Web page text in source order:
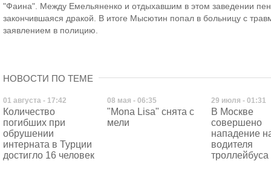
"Фаина". Между Емельяненко и отдыхавшим в этом заведении
закончившаяся дракой. В итоге Мысютин попал в больницу с
заявлением в полицию.
НОВОСТИ ПО ТЕМЕ
01 августа - 17:42
Количество
погибших при
обрушении
интерната в Турции
достигло 16 человек
08 мая - 06:35
"Mona Lisa" снята с
мели
29 июля - 01:31
В Москве
совершено
нападение
водителя
троллейбуса